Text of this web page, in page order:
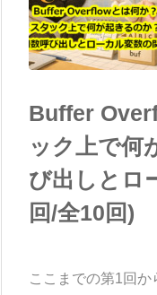
Buffer
ック上で何
び出しとロ
回/全10回)
ここまでの第1回